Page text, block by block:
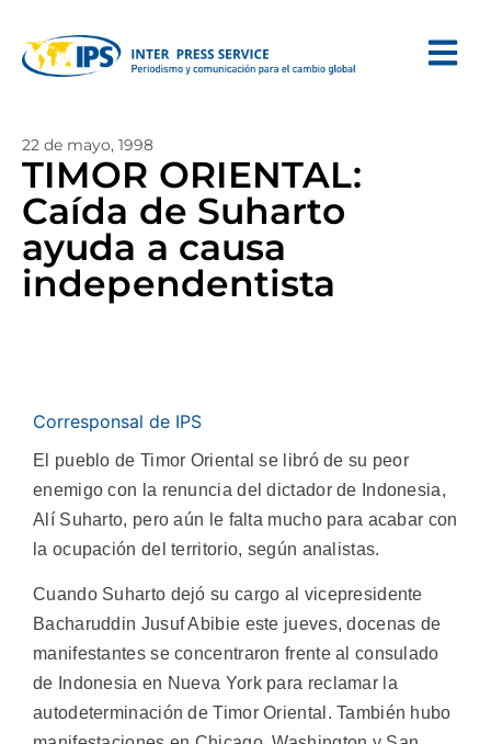
22 de mayo, 1998
TIMOR ORIENTAL:
Caída de Suharto
ayuda a causa
independentista
Corresponsal de IPS
El pueblo de Timor Oriental se libró de su peor
enemigo con la renuncia del dictador de Indonesia,
Alí Suharto, pero aún le falta mucho para acabar con
la ocupación del territorio, según analistas.
Cuando Suharto dejó su cargo al vicepresidente
Bacharuddin Jusuf Abibie este jueves, docenas de
manifestantes se concentraron frente al consulado
de Indonesia en Nueva York para reclamar la
autodeterminación de Timor Oriental. También hubo